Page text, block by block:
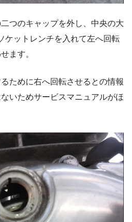
つのキャップを外し、中央の大
ケットレンチを入れて左へ回転
ます。
ために右へ回転させるとの情報
いためサービスマニュアルがほ